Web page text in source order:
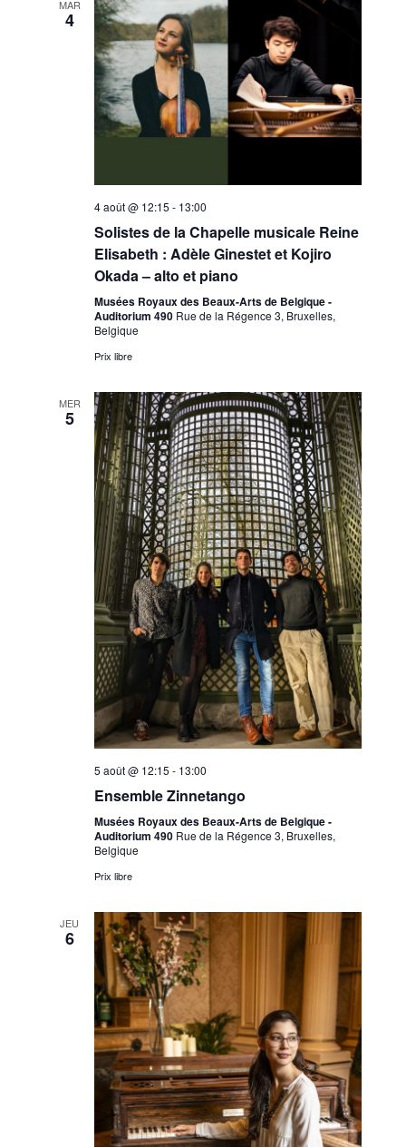
MAR
4
4 août @ 12:15 - 13:00
Solistes de la Chapelle musicale Reine
Elisabeth : Adèle Ginestet et Kojiro
Okada – alto et piano
Musées Royaux des Beaux-Arts de Belgique -
Auditorium 490 Rue de la Régence 3, Bruxelles,
Belgique
Prix libre
MER
5
5 août @ 12:15 - 13:00
Ensemble Zinnetango
Musées Royaux des Beaux-Arts de Belgique -
Auditorium 490 Rue de la Régence 3, Bruxelles,
Belgique
Prix libre
JEU
6